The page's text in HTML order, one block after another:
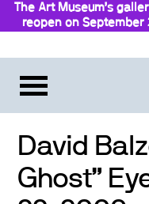
The Art Museum’s
reopen on
David
Ghost”